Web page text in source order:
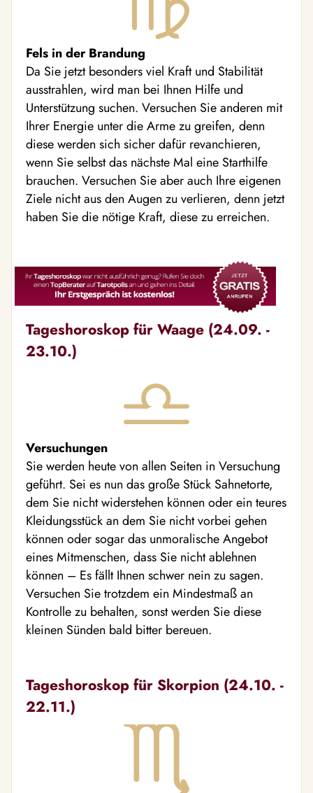
Fels in der Brandung
Da Sie jetzt besonders viel Kraft und Stabilität
ausstrahlen, wird man bei Ihnen Hilfe und
Unterstützung suchen. Versuchen Sie anderen mit
Ihrer Energie unter die Arme zu greifen, denn
diese werden sich sicher dafür revanchieren,
wenn Sie selbst das nächste Mal eine Starthilfe
brauchen. Versuchen Sie aber auch Ihre eigenen
Ziele nicht aus den Augen zu verlieren, denn jetzt
haben Sie die nötige Kraft, diese zu erreichen.
Tageshoroskop für Waage (24.09. -
23.10.)
Versuchungen
Sie werden heute von allen Seiten in Versuchung
geführt. Sei es nun das große Stück Sahnetorte,
dem Sie nicht widerstehen können oder ein teures
Kleidungsstück an dem Sie nicht vorbei gehen
können oder sogar das unmoralische Angebot
eines Mitmenschen, dass Sie nicht ablehnen
können – Es fällt Ihnen schwer nein zu sagen.
Versuchen Sie trotzdem ein Mindestmaß an
Kontrolle zu behalten, sonst werden Sie diese
kleinen Sünden bald bitter bereuen.
Tageshoroskop für Skorpion (24.10. -
22.11.)